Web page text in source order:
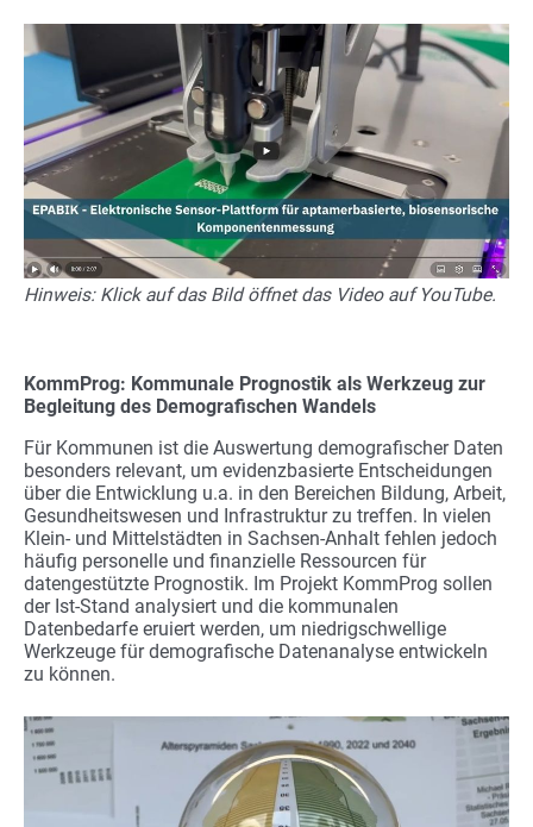
Hinweis: Klick auf das Bild öffnet das Video auf YouTube.
KommProg: Kommunale Prognostik als Werkzeug zur
Begleitung des Demografischen Wandels
Für Kommunen ist die Auswertung demografischer Daten
besonders relevant, um evidenzbasierte Entscheidungen
über die Entwicklung u.a. in den Bereichen Bildung, Arbeit,
Gesundheitswesen und Infrastruktur zu treffen. In vielen
Klein- und Mittelstädten in Sachsen-Anhalt fehlen jedoch
häufig personelle und finanzielle Ressourcen für
datengestützte Prognostik. Im Projekt KommProg sollen
der Ist-Stand analysiert und die kommunalen
Datenbedarfe eruiert werden, um niedrigschwellige
Werkzeuge für demografische Datenanalyse entwickeln
zu können.